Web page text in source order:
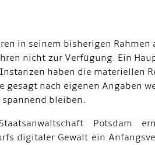
in seinem bisherigen Rahmen
nicht zur Verfügung. Ein
haben die materiellen
nach eigenen Angaben
bleiben.
Potsdam
digitaler Gewalt ein